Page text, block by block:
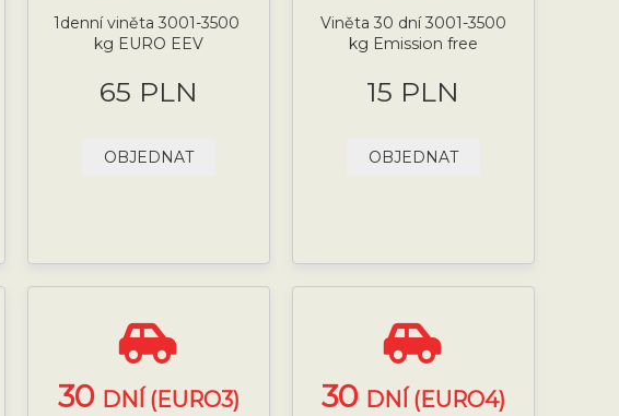
1denní viněta 3001-3500
kg EURO EEV
65 PLN
OBJEDNAT
Viněta 30 dní 3001-3500
kg Emission free
15 PLN
OBJEDNAT
30 DNÍ (EURO3) 30 DNÍ (EURO4)